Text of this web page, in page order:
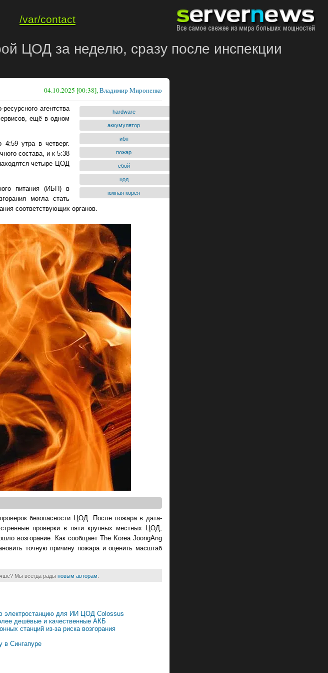
/var/contact
ЦОД за неделю, сразу после инспекции
04.10.2025 [00:38],Владимир Мироненко
hardware
аккумулятор
ибп
пожар
сбой
цод
южная корея
агентства
ещё в одном
4:59 утра в четверг.
состава, и к 5:38
четыре ЦОД
питания (ИБП) в
могла стать
соответствующих органов.
безопасности ЦОД. После пожара в дата-
проверки в пяти крупных местных ЦОД,
возгорание. Как сообщает The Korea JoongAng
точную причину пожара и оценить масштаб
Мы всегда рады новым авторам
электростанцию для ИИ ЦОД Colossus
дешёвые и качественные АКБ
станций из-за риска возгорания
в Сингапуре